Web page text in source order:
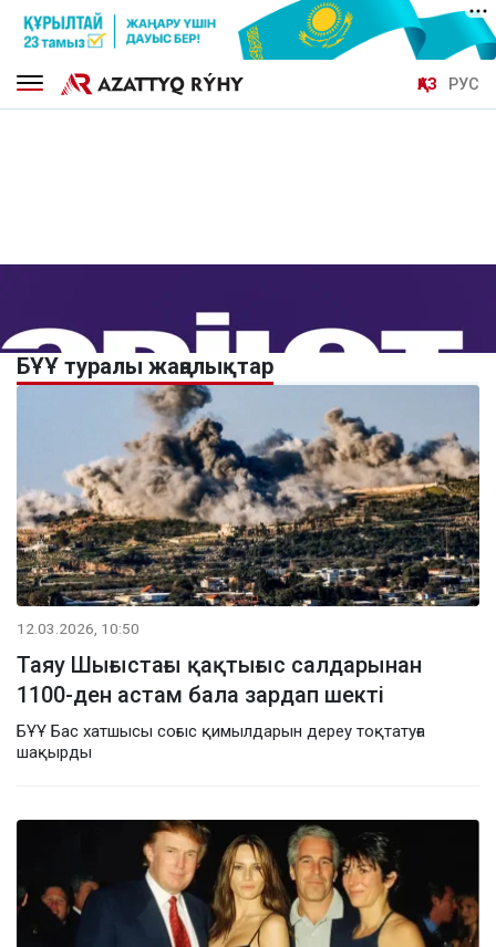
ҚАЗ РУС
БҰҰ туралы жаңалықтар
12.03.2026, 10:50
Таяу Шығыстағы қақтығыс салдарынан
1100-ден астам бала зардап шекті
БҰҰ Бас хатшысы соғыс қимылдарын дереу тоқтатуға
шақырды